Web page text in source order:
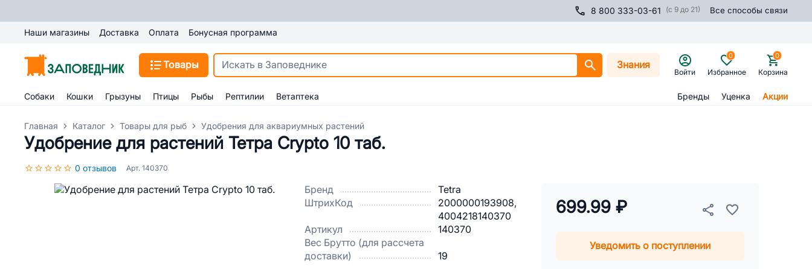
8 800 333-03-61 (с 9 до 21) Все способы связи
Наши магазины Доставка Оплата Бонусная программа
Товары Знания
Войти Избранное
0
Корзина
0
Собаки Кошки Грызуны Птицы Рыбы Рептилии Ветаптека Бренды Уценка Акции
Главная Каталог Товары для рыб Удобрения для аквариумных растений
Удобрение для растений Тетра Crypto 10 таб.
0 отзывов Арт. 140370
Бренд
Tetra
ШтрихКод
2000000193908,
4004218140370
Артикул
140370
Вес Брутто (для рассчета
доставки)
19
699.99 ₽
Уведомить о поступлении